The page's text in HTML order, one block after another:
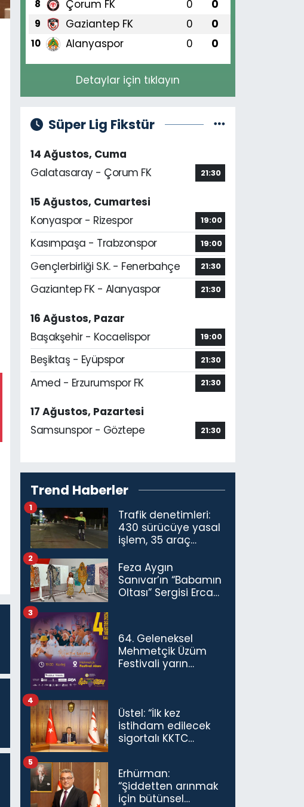
8 Çorum FK 0 0
9 Gaziantep FK 0 0
10 Alanyaspor 0 0
Detaylar için tıklayın
Süper Lig Fikstür
14 Ağustos, Cuma
Galatasaray - Çorum FK
21:30
15 Ağustos, Cumartesi
Konyaspor - Rizespor
19:00
Kasımpaşa - Trabzonspor 19:00
Gençlerbirliği S.K. - Fenerbahçe 21:30
Gaziantep FK - Alanyaspor 21:30
16 Ağustos, Pazar
Başakşehir - Kocaelispor
19:00
Beşiktaş - Eyüpspor 21:30
Amed - Erzurumspor FK 21:30
17 Ağustos, Pazartesi
Samsunspor - Göztepe
21:30
Trend Haberler
Trafik denetimleri:
430 sürücüye yasal
işlem, 35 araç
1
Feza Aygın
Sanıvar’ın “Babamın
Oltası” Sergisi Ercan
2
64. Geleneksel
Mehmetçik Üzüm
Festivali yarın
3
Üstel: “İlk kez
istihdam edilecek
sigortalı KKTC
bin TL'ye çıkardık”
4
Erhürman:
“Şiddetten arınmak
için bütünsel
5